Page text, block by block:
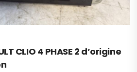
CLIO 4 PHASE 2 d’origine